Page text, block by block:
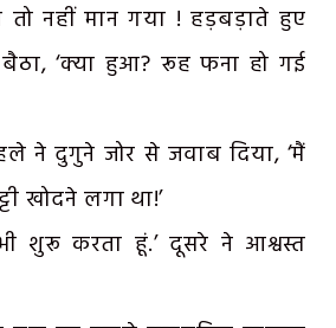
तो नहीं मान गया ! हड़बड़ाते हुए
‘क्या हुआ? रूह फना हो गई
ने दुगुने जोर से जवाब दिया, ‘मैं
खोदने लगा था!’
शुरू करता हूं.’ दूसरे ने आश्वस्त